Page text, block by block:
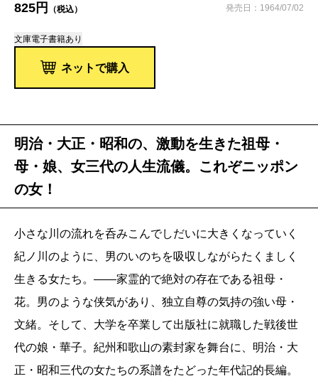
825円 （税込） 発売日：1964/07/02
文庫電子書籍あり
ネットで購入
明治・大正・昭和の、激動を生きた祖母・
母・娘、女三代の人生流儀。これぞニッポン
の女！
小さな川の流れを呑みこんでしだいに大きくなっていく
紀ノ川のように、男のいのちを吸収しながらたくましく
生きる女たち。――家霊的で絶対の存在である祖母・
花。男のような侠気があり、独立自尊の気持の強い母・
文緒。そして、大学を卒業して出版社に就職した戦後世
代の娘・華子。紀州和歌山の素封家を舞台に、明治・大
正・昭和三代の女たちの系譜をたどった年代記的長編。